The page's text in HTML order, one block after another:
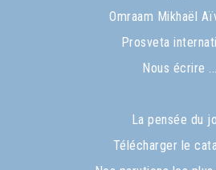
Omraam Mikhaël
Prosveta
Nous écrire ...
La pensée du
Télécharger le